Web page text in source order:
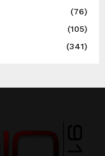
(76)
(105)
(341)